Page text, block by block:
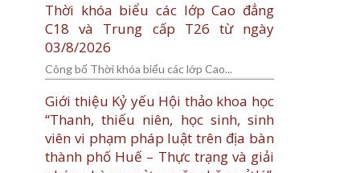
Thời khóa biểu các lớp Cao đẳng
C18 và Trung cấp T26 từ ngày
03/8/2026
Công bố Thời khóa biểu các lớp Cao...
Giới thiệu Kỷ yếu Hội thảo khoa học
“Thanh, thiếu niên, học sinh, sinh
viên vi phạm pháp luật trên địa bàn
thành phố Huế – Thực trạng và giải